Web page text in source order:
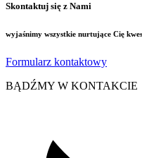
Skontaktuj się z Nami
wyjaśnimy wszystkie nurtujące Cię
Formularz kontaktowy
BĄDŹMY W KONTAKCIE